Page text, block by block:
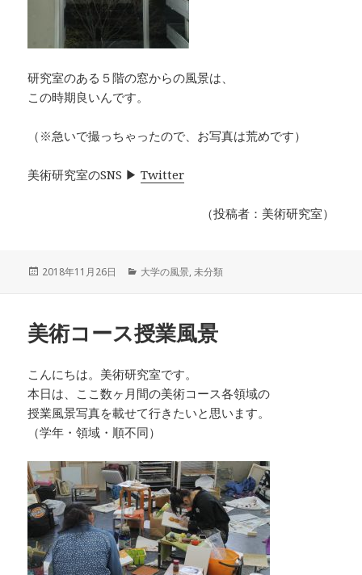
研究室のある５階の窓からの風景は、
この時期良いんです。
（※急いで撮っちゃったので、お写真は荒めです）
美術研究室のSNS ▶︎Twitter
（投稿者：美術研究室）
投
2018年11月26日
カ
ー
大学の風景,未分類
美術コース授業風景
こんにちは。美術研究室です。
本日は、ここ数ヶ月間の美術コース各領域の
授業風景写真を載せて行きたいと思います。
（学年・領域・順不同）